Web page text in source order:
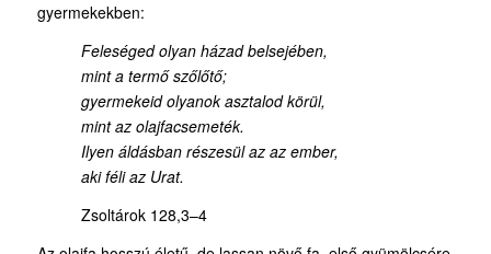
gyermekekben:
Feleséged olyan házad belsejében,
mint a termő szőlőtő;
gyermekeid olyanok asztalod körül,
mint az olajfacsemeték.
Ilyen áldásban részesül az az ember,
aki féli az Urat.
Zsoltárok 128,3–4